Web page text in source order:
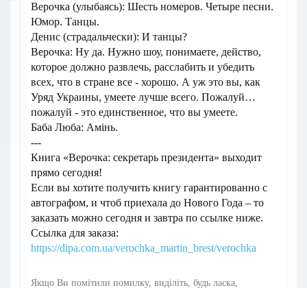
Верочка (улыбаясь): Шесть номеров. Четыре песни.
Юмор. Танцы.
Денис (страдальчески): И танцы?
Верочка: Ну да. Нужно шоу, понимаете, действо,
которое должно развлечь, расслабить и убедить
всех, что в стране все - хорошо. А уж это вы, как
Уряд Украины, умеете лучше всего. Пожалуй…
пожалуй - это единственное, что вы умеете.
Баба Люба: Амінь.
---
Книга «Верочка: секретарь президента» выходит
прямо сегодня!
Если вы хотите получить книгу гарантированно с
автографом, и чтоб приехала до Нового Года – то
заказать можно сегодня и завтра по ссылке ниже.
Ссылка для заказа:
https://dipa.com.ua/verochka_martin_brest/verochka
Якщо Ви помітили помилку, виділіть, будь ласка,